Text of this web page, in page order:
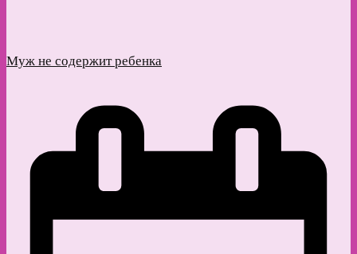
Муж не содержит ребенка